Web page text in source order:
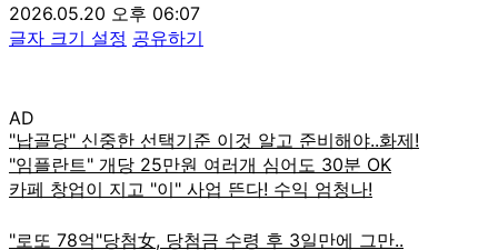
2026.05.20 오후 06:07
글자 크기 설정 공유하기
AD